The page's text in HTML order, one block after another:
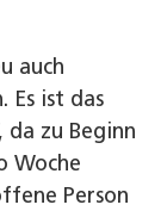
auch
Es ist das
zu Beginn
Woche
Person